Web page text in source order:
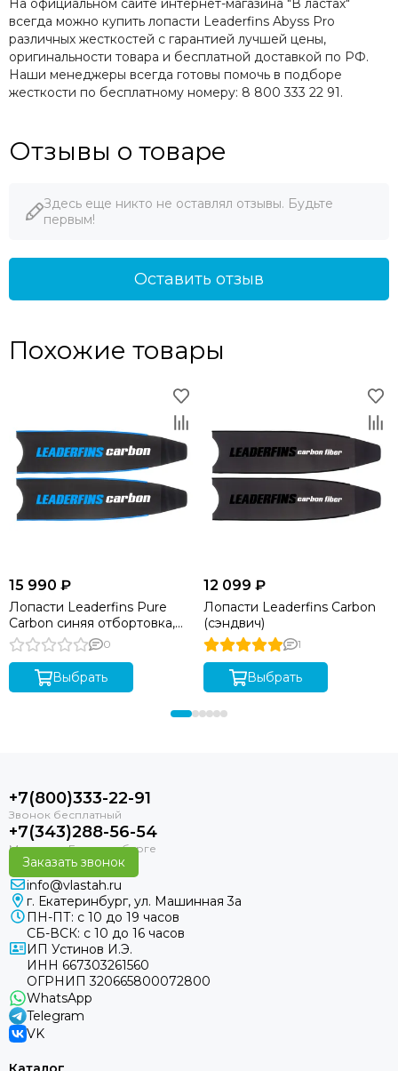
На официальном сайте интернет-магазина "В ластах"
всегда можно купить лопасти Leaderfins Abyss Pro
различных жесткостей с гарантией лучшей цены,
оригинальности товара и бесплатной доставкой по РФ.
Наши менеджеры всегда готовы помочь в подборе
жесткости по бесплатному номеру: 8 800 333 22 91.
Отзывы о товаре
Здесь еще никто не оставлял отзывы. Будьте
первым!
Оставить отзыв
Похожие товары
15 990 ₽
Лопасти Leaderfins Pure
Carbon синяя отбортовка,
угол 20 градусов, длина 80
см
0
Выбрать
12 099 ₽
Лопасти Leaderfins Carbon
(сэндвич)
1
Выбрать
+7(800)333-22-91
+7(343)288-56-54
Заказать звонок
info@vlastah.ru
г. Екатеринбург, ул. Машинная 3а
ПН-ПТ: с 10 до 19 часов
СБ-ВСК: с 10 до 16 часов
ИП Устинов И.Э.
ИНН 667303261560
ОГРНИП 320665800072800
WhatsApp
Telegram
VK